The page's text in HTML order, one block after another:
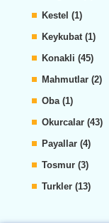
Kestel (1)
Keykubat (1)
Konakli (45)
Mahmutlar (2)
Oba (1)
Okurcalar (43)
Payallar (4)
Tosmur (3)
Turkler (13)